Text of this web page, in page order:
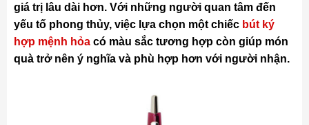
giá trị lâu dài hơn. Với những người quan tâm đến
yếu tố phong thủy, việc lựa chọn một chiếc bút ký
hợp mệnh hỏacó màu sắc tương hợp còn giúp món
quà trở nên ý nghĩa và phù hợp hơn với người nhận.